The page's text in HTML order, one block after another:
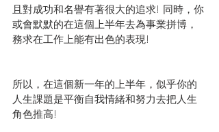
且對成功和名譽有著很大的追求! 同時，你
或會默默的在這個上半年去為事業拼博，
務求在工作上能有出色的表現!
所以，在這個新一年的上半年，似乎你的
人生課題是平衡自我情緒和努力去把人生
角色推高!